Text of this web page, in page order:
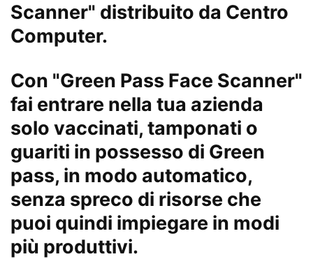
Scanner" distribuito da Centro
Computer.
Con "Green Pass Face Scanner"
fai entrare nella tua azienda
solo vaccinati, tamponati o
guariti in possesso di Green
pass, in modo automatico,
senza spreco di risorse che
puoi quindi impiegare in modi
più produttivi.